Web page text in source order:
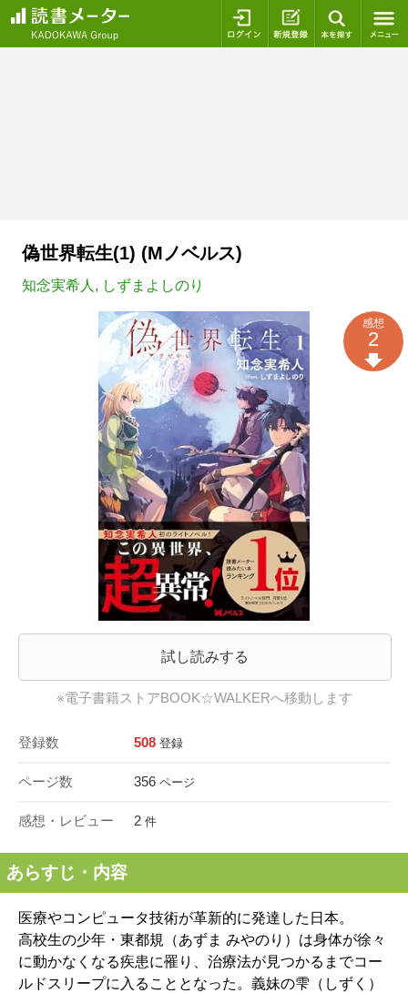
ログイン 新規登録
偽世界転生(1) (Mノベルス)
知念実希人 , しずまよしのり
試し読みする
※電子書籍ストアBOOK☆WALKERへ移動します
登録数 508 登録
ページ数 356 ページ
感想・レビュー 2 件
感想
2
あらすじ・内容
医療やコンピュータ技術が革新的に発達した日本。
高校生の少年・東都規（あずま みやのり）は身体が徐々
に動かなくなる疾患に罹り、治療法が見つかるまでコー
ルドスリープに入ることとなった。義妹の雫（しずく）